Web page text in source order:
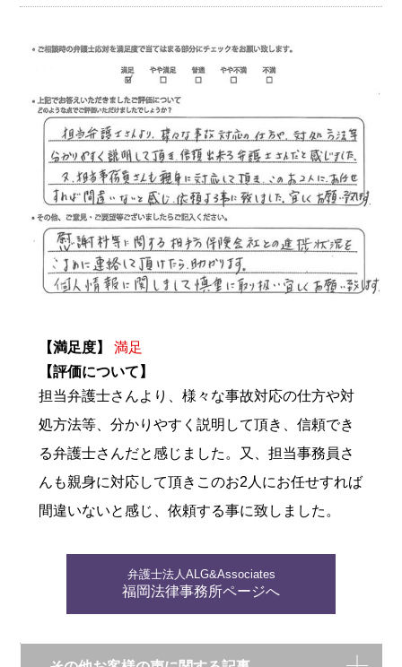
【満足度】
満足
【評価について】
担当弁護士さんより、様々な事故対応の仕方や対
処方法等、分かりやすく説明して頂き、信頼でき
る弁護士さんだと感じました。又、担当事務員さ
んも親身に対応して頂きこのお2人にお任せすれば
間違いないと感じ、依頼する事に致しました。
弁護士法人ALG&Associates
福岡法律事務所ページへ